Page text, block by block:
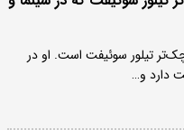
۳۴ ساله، برادر کوچک‌تر تیلور سوئیفت است. او در
دارد و…